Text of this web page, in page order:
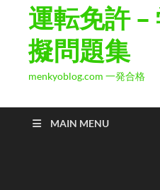
運転免許 –
擬問題集
menkyoblog.com 一発合格
MAIN MENU